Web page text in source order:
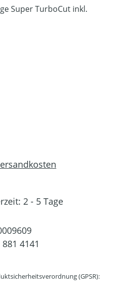
2 - 5 Tage
4141
(GPSR):